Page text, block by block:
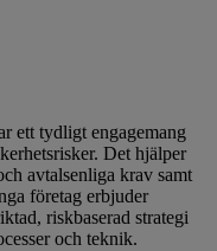
ett tydligt engagemang
Det hjälper
avtalsenliga krav samt
företag erbjuder
riskbaserad strategi
och teknik.